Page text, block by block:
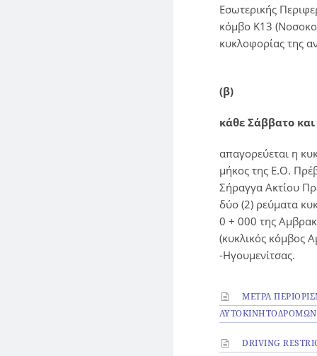
Εσωτερικής
κόμβο Κ13
κυκλοφορίας της
(β)
κάθε Σάββατο
απαγορεύεται η
μήκος της Ε.Ο.
Σήραγγα Ακτίου
δύο (2) ρεύματα
0 + 000 της
(κυκλικός κόμβος
-Ηγουμενίτσας.
ΜΕΤΡΑ
ΑΥΤΟΚΙΝΗΤΟΔΡΟΜΩΝ
DRIVING